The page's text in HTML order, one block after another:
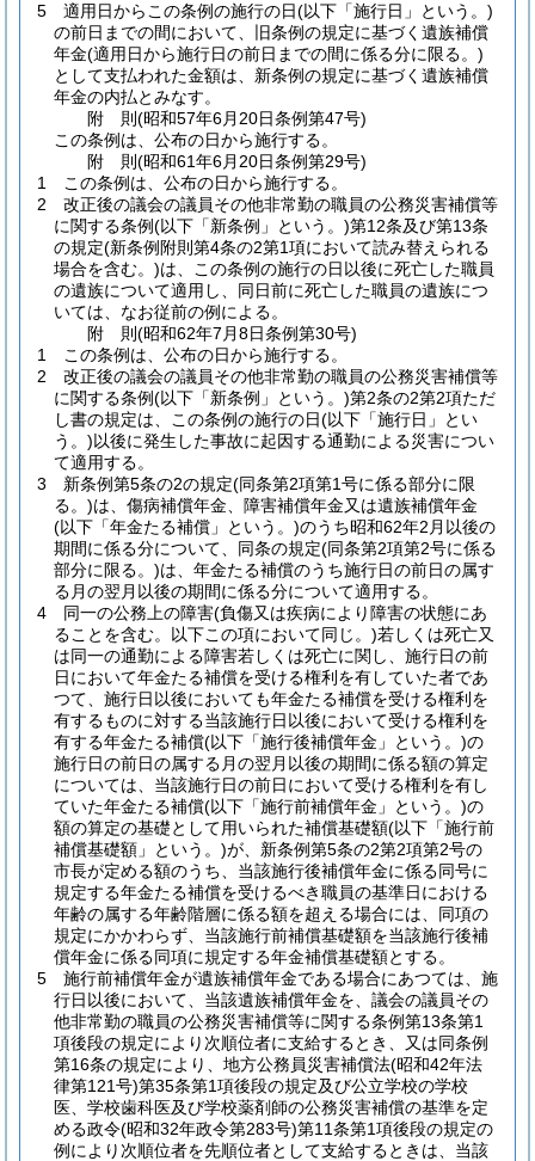
5
適用日からこの条例の施行の日(以下「施行日」という。)
の前日までの間において、旧条例の規定に基づく遺族補償
年金(適用日から施行日の前日までの間に係る分に限る。)
として支払われた金額は、新条例の規定に基づく遺族補償
年金の内払とみなす。
附 則(昭和57年6月20日条例第47号)
この条例は、公布の日から施行する。
附 則(昭和61年6月20日条例第29号)
1
この条例は、公布の日から施行する。
2
改正後の議会の議員その他非常勤の職員の公務災害補償等
に関する条例(以下「新条例」という。)第12条及び第13条
の規定(新条例附則第4条の2第1項において読み替えられる
場合を含む。)は、この条例の施行の日以後に死亡した職員
の遺族について適用し、同日前に死亡した職員の遺族につ
いては、なお従前の例による。
附 則(昭和62年7月8日条例第30号)
1
この条例は、公布の日から施行する。
2
改正後の議会の議員その他非常勤の職員の公務災害補償等
に関する条例(以下「新条例」という。)第2条の2第2項ただ
し書の規定は、この条例の施行の日(以下「施行日」とい
う。)以後に発生した事故に起因する通勤による災害につい
て適用する。
3
新条例第5条の2の規定(同条第2項第1号に係る部分に限
る。)は、傷病補償年金、障害補償年金又は遺族補償年金
(以下「年金たる補償」という。)のうち昭和62年2月以後の
期間に係る分について、同条の規定(同条第2項第2号に係る
部分に限る。)は、年金たる補償のうち施行日の前日の属す
る月の翌月以後の期間に係る分について適用する。
4
同一の公務上の障害(負傷又は疾病により障害の状態にあ
ることを含む。以下この項において同じ。)若しくは死亡又
は同一の通勤による障害若しくは死亡に関し、施行日の前
日において年金たる補償を受ける権利を有していた者であ
つて、施行日以後においても年金たる補償を受ける権利を
有するものに対する当該施行日以後において受ける権利を
有する年金たる補償(以下「施行後補償年金」という。)の
施行日の前日の属する月の翌月以後の期間に係る額の算定
については、当該施行日の前日において受ける権利を有し
ていた年金たる補償(以下「施行前補償年金」という。)の
額の算定の基礎として用いられた補償基礎額(以下「施行前
補償基礎額」という。)が、新条例第5条の2第2項第2号の
市長が定める額のうち、当該施行後補償年金に係る同号に
規定する年金たる補償を受けるべき職員の基準日における
年齢の属する年齢階層に係る額を超える場合には、同項の
規定にかかわらず、当該施行前補償基礎額を当該施行後補
償年金に係る同項に規定する年金補償基礎額とする。
5
施行前補償年金が遺族補償年金である場合にあつては、施
行日以後において、当該遺族補償年金を、議会の議員その
他非常勤の職員の公務災害補償等に関する条例第13条第1
項後段の規定により次順位者に支給するとき、又は同条例
第16条の規定により、地方公務員災害補償法(昭和42年法
律第121号)第35条第1項後段の規定及び公立学校の学校
医、学校歯科医及び学校薬剤師の公務災害補償の基準を定
める政令(昭和32年政令第283号)第11条第1項後段の規定の
例により次順位者を先順位者として支給するときは、当該